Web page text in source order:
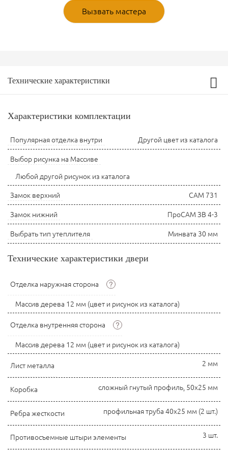
Вызвать мастера
Технические характеристики
Характеристики комплектации
Популярная отделка внутри Другой цвет из каталога
Выбор рисунка на Массиве
Любой другой рисунок из каталога
Замок верхний САМ 731
Замок нижний ПроСАМ ЗВ 4-3
Выбрать тип утеплителя Минвата 30 мм
Технические характеристики двери
Отделка наружная сторона ?
Массив дерева 12 мм (цвет и рисунок из каталога)
Отделка внутренняя сторона ?
Массив дерева 12 мм (цвет и рисунок из каталога)
Лист металла 2 мм
Коробка сложный гнутый профиль, 50x25 мм
Ребра жесткости профильная труба 40х25 мм (2 шт.)
Противосъемные штыри элементы 3 шт.